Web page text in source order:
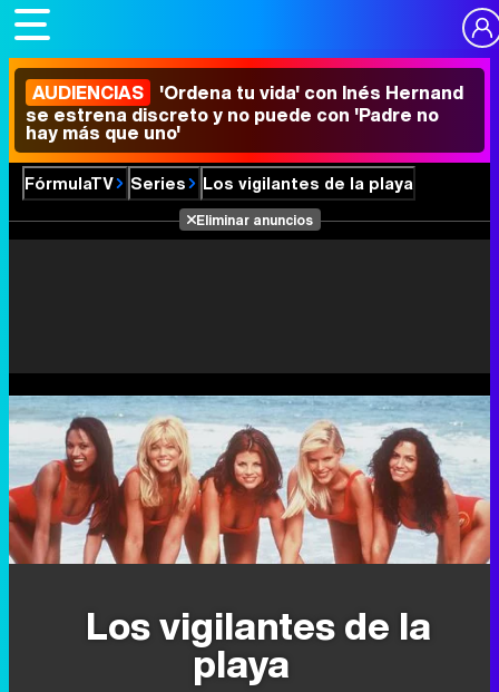
AUDIENCIAS 'Ordena tu vida' con Inés Hernand
se estrena discreto y no puede con 'Padre no
hay más que uno'
FórmulaTV Series Los vigilantes de la playa
Eliminar anuncios
Los vigilantes de la
playa